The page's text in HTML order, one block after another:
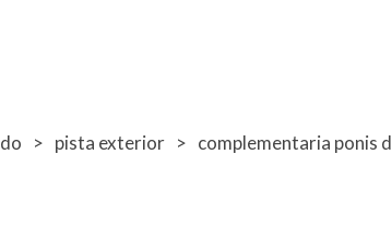
pista exterior complementaria ponis d